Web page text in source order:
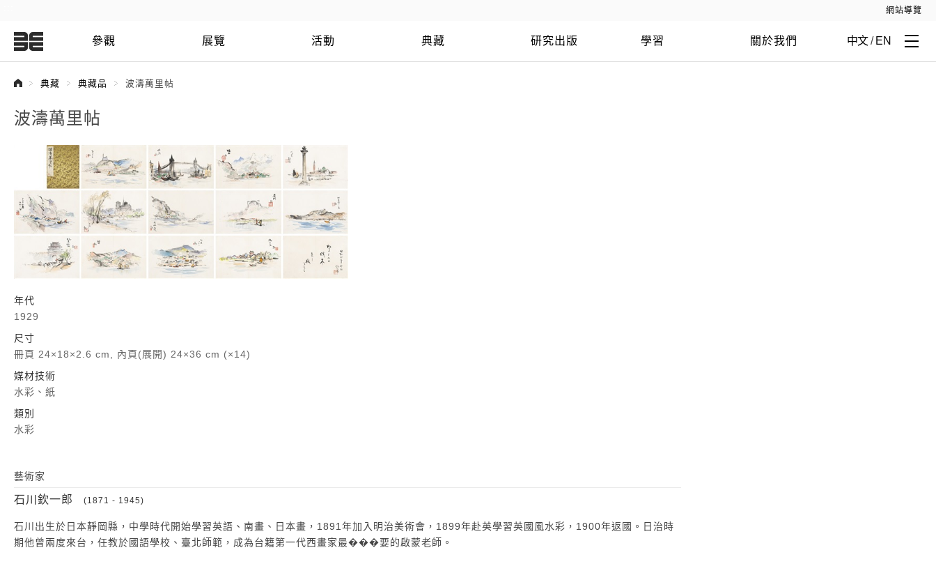
網站導覽
參觀 展覽 活動 典藏 研究出版 學習 關於我們 中文 / EN
典藏 典藏品 波濤萬里帖
波濤萬里帖
年代
1929
尺寸
冊頁 24×18×2.6 cm, 內頁(展開) 24×36 cm (×14)
媒材技術
水彩、紙
類別
水彩
藝術家
石川欽一郎 (1871 - 1945)
石川出生於日本靜岡縣，中學時代開始學習英語、南畫、日本畫，1891年加入明治美術會，1899年赴英學習英國風水彩，1900年返國。日治時
期他曾兩度來台，任教於國語學校、臺北師範，成為台籍第一代西畫家最���要的啟蒙老師。